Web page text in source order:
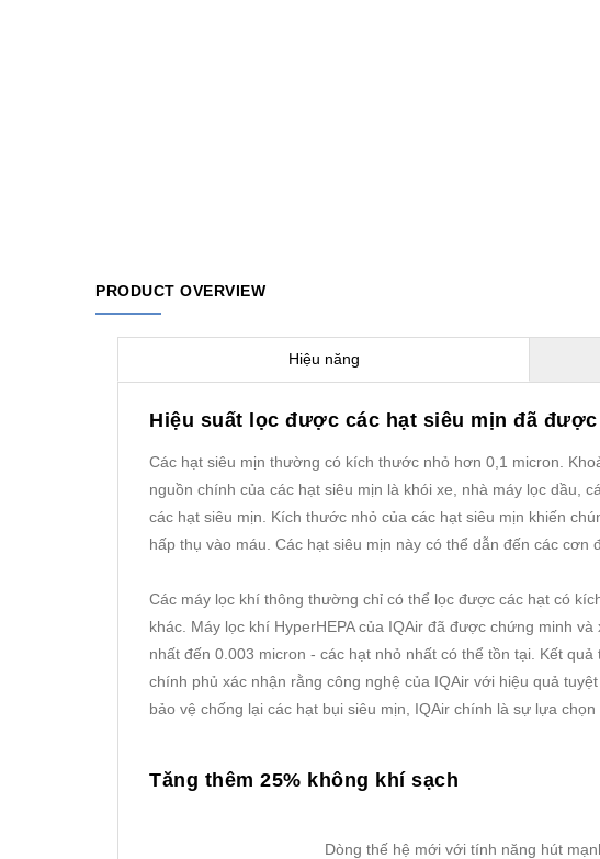
PRODUCT OVERVIEW
Hiệu năng
Hiệu suất lọc được các hạt siêu mịn đã
Các hạt siêu mịn thường có kích thước nhỏ hơn 0,1 micron.
nguồn chính của các hạt siêu mịn là khói xe, nhà máy lọc dầu,
các hạt siêu mịn. Kích thước nhỏ của các hạt siêu mịn khiến
hấp thụ vào máu. Các hạt siêu mịn này có thể dẫn đến các cơn
Các máy lọc khí thông thường chỉ có thể lọc được các hạt có
khác. Máy lọc khí HyperHEPA của IQAir đã được chứng minh
nhất đến 0.003 micron - các hạt nhỏ nhất có thể tồn tại. Kết
chính phủ xác nhận rằng công nghệ của IQAir với hiệu quả
bảo vệ chống lại các hạt bụi siêu mịn, IQAir chính là sự lựa
Tăng thêm 25% không khí sạch
Dòng thế hệ mới với tính năng hút